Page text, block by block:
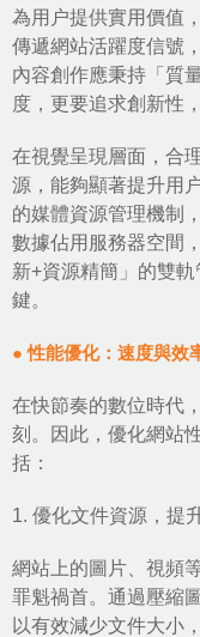
為用户提供實用價值
傳遞網站活躍度信號
內容創作應秉持「質
度，更要追求創新性
在視覺呈現層面，合
源，能夠顯著提升用
的媒體資源管理機制
數據佔用服務器空間
新+資源精簡」的雙
鍵。
● 性能優化：速度與效
在快節奏的數位時代
刻。因此，優化網站
括：
1. 優化文件資源，提
網站上的圖片、視頻
罪魁禍首。通過壓縮
以有效減少文件大小